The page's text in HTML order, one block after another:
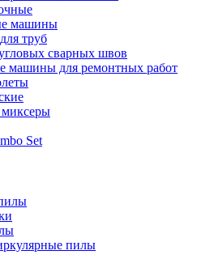
машины
труб
сварных швов
машины для ремонтных работ
Set
пилы